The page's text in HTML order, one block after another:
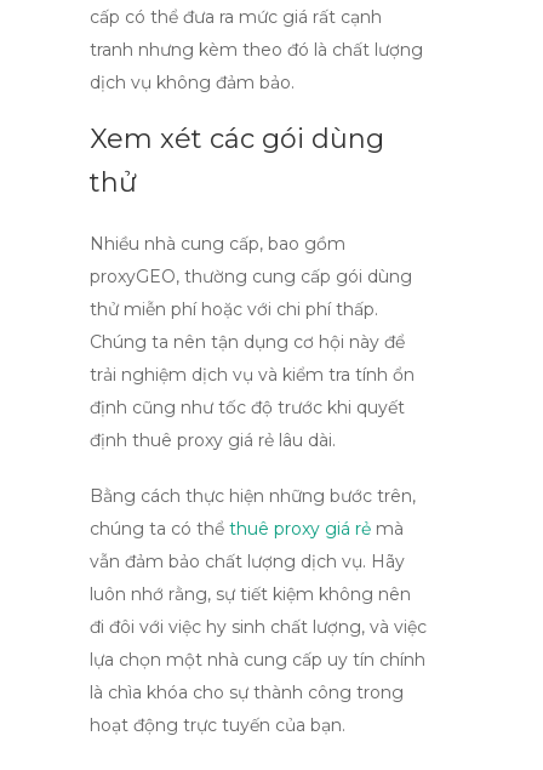
cấp có thể đưa ra mức giá rất cạnh
tranh nhưng kèm theo đó là chất lượng
dịch vụ không đảm bảo.
Xem xét các gói dùng
thử
Nhiều nhà cung cấp, bao gồm
proxyGEO, thường cung cấp gói dùng
thử miễn phí hoặc với chi phí thấp.
Chúng ta nên tận dụng cơ hội này để
trải nghiệm dịch vụ và kiểm tra tính ổn
định cũng như tốc độ trước khi quyết
định thuê proxy giá rẻ lâu dài.
Bằng cách thực hiện những bước trên,
chúng ta có thể thuê proxy giá rẻ mà
vẫn đảm bảo chất lượng dịch vụ. Hãy
luôn nhớ rằng, sự tiết kiệm không nên
đi đôi với việc hy sinh chất lượng, và việc
lựa chọn một nhà cung cấp uy tín chính
là chìa khóa cho sự thành công trong
hoạt động trực tuyến của bạn.